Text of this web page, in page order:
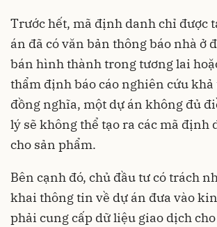
Trước hết, mã định danh chỉ được
án đã có văn bản thông báo nhà ở
bán hình thành trong tương lai
thẩm định báo cáo nghiên cứu
đồng nghĩa, một dự án không đủ
lý sẽ không thể tạo ra các mã định
cho sản phẩm.
Bên cạnh đó, chủ đầu tư có trách
khai thông tin về dự án đưa vào
phải cung cấp dữ liệu giao dịch